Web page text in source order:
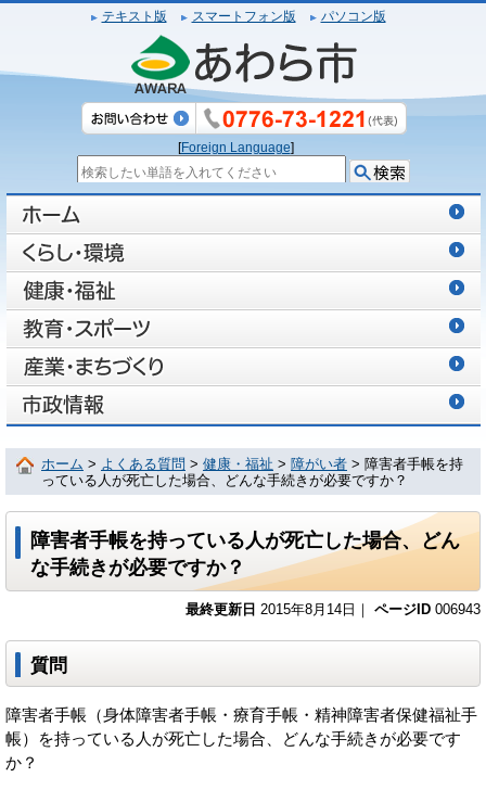
テキスト版 スマートフォン版 パソコン版
[Foreign Language]
ホーム > よくある質問 > 健康・福祉 > 障がい者 > 障害者手帳を持
っている人が死亡した場合、どんな手続きが必要ですか？
障害者手帳を持っている人が死亡した場合、どん
な手続きが必要ですか？
最終更新日 2015年8月14日｜ ページID 006943
質問
障害者手帳（身体障害者手帳・療育手帳・精神障害者保健福祉手
帳）を持っている人が死亡した場合、どんな手続きが必要です
か？